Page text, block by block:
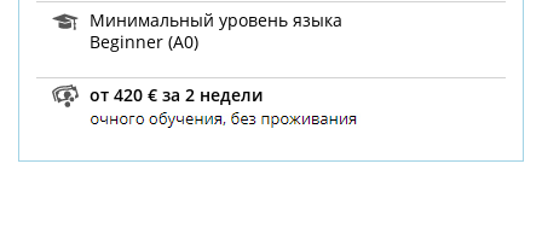
Минимальный уровень языка
Beginner (A0)
от 420 € за 2 недели